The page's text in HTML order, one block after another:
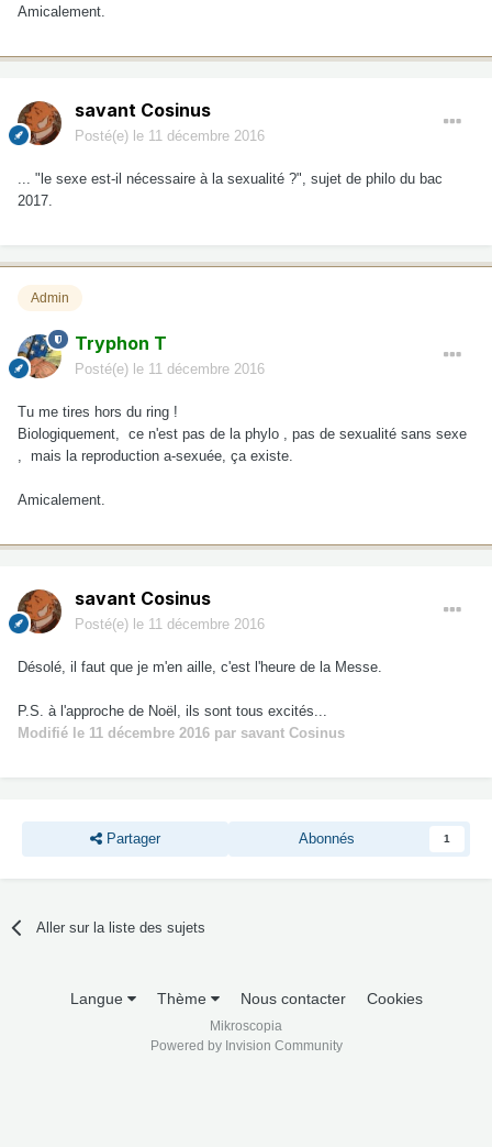
Amicalement.
savant Cosinus
Posté(e) le 11 décembre 2016
... "le sexe est-il nécessaire à la sexualité ?", sujet de philo du bac
2017.
Admin
Tryphon T
Posté(e) le 11 décembre 2016
Tu me tires hors du ring !
Biologiquement, ce n'est pas de la phylo , pas de sexualité sans sexe
, mais la reproduction a-sexuée, ça existe.
Amicalement.
savant Cosinus
Posté(e) le 11 décembre 2016
Désolé, il faut que je m'en aille, c'est l'heure de la Messe.
P.S. à l'approche de Noël, ils sont tous excités...
Modifié le 11 décembre 2016 par savant Cosinus
Partager Abonnés 1
Aller sur la liste des sujets
Langue Thème Nous contacter Cookies
Mikroscopia
Powered by Invision Community